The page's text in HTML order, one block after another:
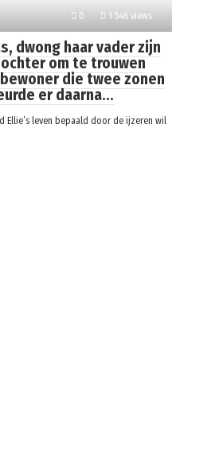
0 1 546 views
dwong haar vader zijn
om te trouwen
die twee zonen
er daarna…
Ellie’s leven bepaald door de ijzeren wil